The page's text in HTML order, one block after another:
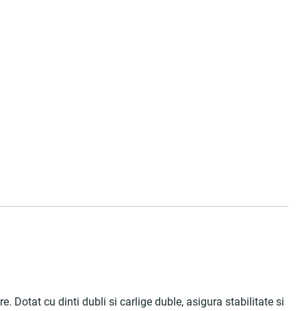
Dotat cu dinti dubli si carlige duble, asigura stabilitate si